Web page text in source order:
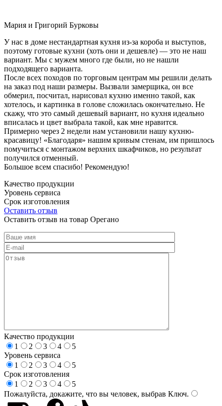
Мария и Григорий Бурковы
У нас в доме нестандартная кухня из-за короба и выступов,
поэтому готовые кухни (хоть они и дешевле) — это не наш
вариант. Мы с мужем много где были, но не нашли
подходящего варианта.
После всех походов по торговым центрам мы решили делать
на заказ под наши размеры. Вызвали замерщика, он все
обмерил, посчитал, нарисовал кухню именно такой, как
хотелось, и картинка в голове сложилась окончательно. Не
скажу, что это самый дешевый вариант, но кухня идеально
вписалась и цвет выбрала такой, как мне нравится.
Примерно через 2 недели нам установили нашу кухню-
красавицу! «Благодаря» нашим кривым стенам, им пришлось
помучиться с монтажом верхних шкафчиков, но результат
получился отменный.
Большое всем спасибо! Рекомендую!
Качество продукции
Уровень сервиса
Срок изготовления
Оставить отзыв
Оставить отзыв на товар Орегано
Качество продукции
1
2 3 4
5
Уровень сервиса
1
2 3 4
5
Срок изготовления
1
2 3 4
5
Пожалуйста, докажите, что вы человек, выбрав Ключ.